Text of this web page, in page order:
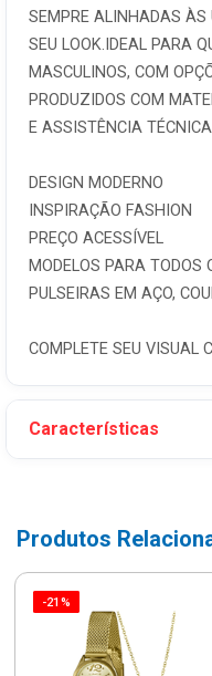
SEMPRE ALINHADAS ÀS
SEU LOOK.IDEAL PARA
MASCULINOS, COM
PRODUZIDOS COM
E ASSISTÊNCIA
DESIGN MODERNO
INSPIRAÇÃO FASHION
PREÇO ACESSÍVEL
MODELOS PARA TODOS
PULSEIRAS EM AÇO,
COMPLETE SEU VISUAL
Características
Produtos
-21%